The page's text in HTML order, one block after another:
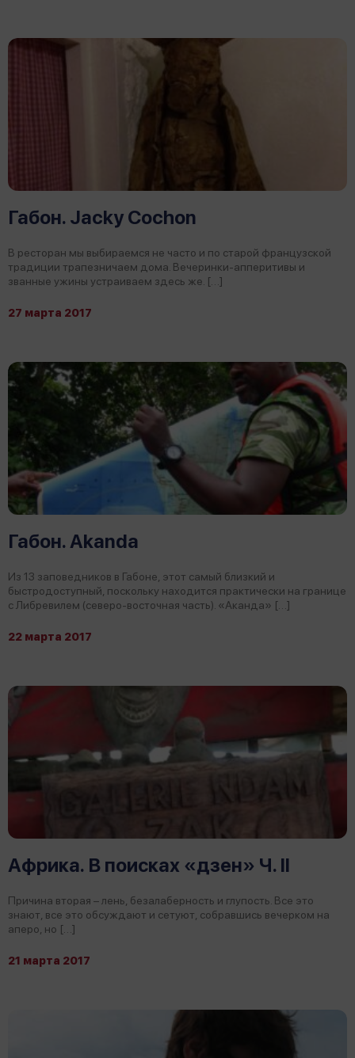
Габон. Jacky Cochon
В ресторан мы выбираемся не часто и по старой французской
традиции трапезничаем дома. Вечеринки-апперитивы и
званные ужины устраиваем здесь же. […]
27 марта 2017
Габон. Akanda
Из 13 заповедников в Габоне, этот самый близкий и
быстродоступный, поскольку находится практически на границе
с Либревилем (северо-восточная часть). «Аканда» […]
22 марта 2017
Африка. В поисках «дзен» Ч. II
Причина вторая – лень, безалаберность и глупость. Все это
знают, все это обсуждают и сетуют, собравшись вечерком на
аперо, но […]
21 марта 2017